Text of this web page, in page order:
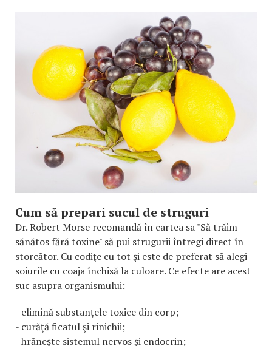
Cum să prepari sucul de struguri
Dr. Robert Morse recomandă în cartea sa "Să trăim
sănătos fără toxine" să pui strugurii întregi direct în
storcător. Cu codiţe cu tot şi este de preferat să alegi
soiurile cu coaja închisă la culoare. Ce efecte are acest
suc asupra organismului:
- elimină substanţele toxice din corp;
- curăţă ficatul şi rinichii;
- hrăneşte sistemul nervos şi endocrin;